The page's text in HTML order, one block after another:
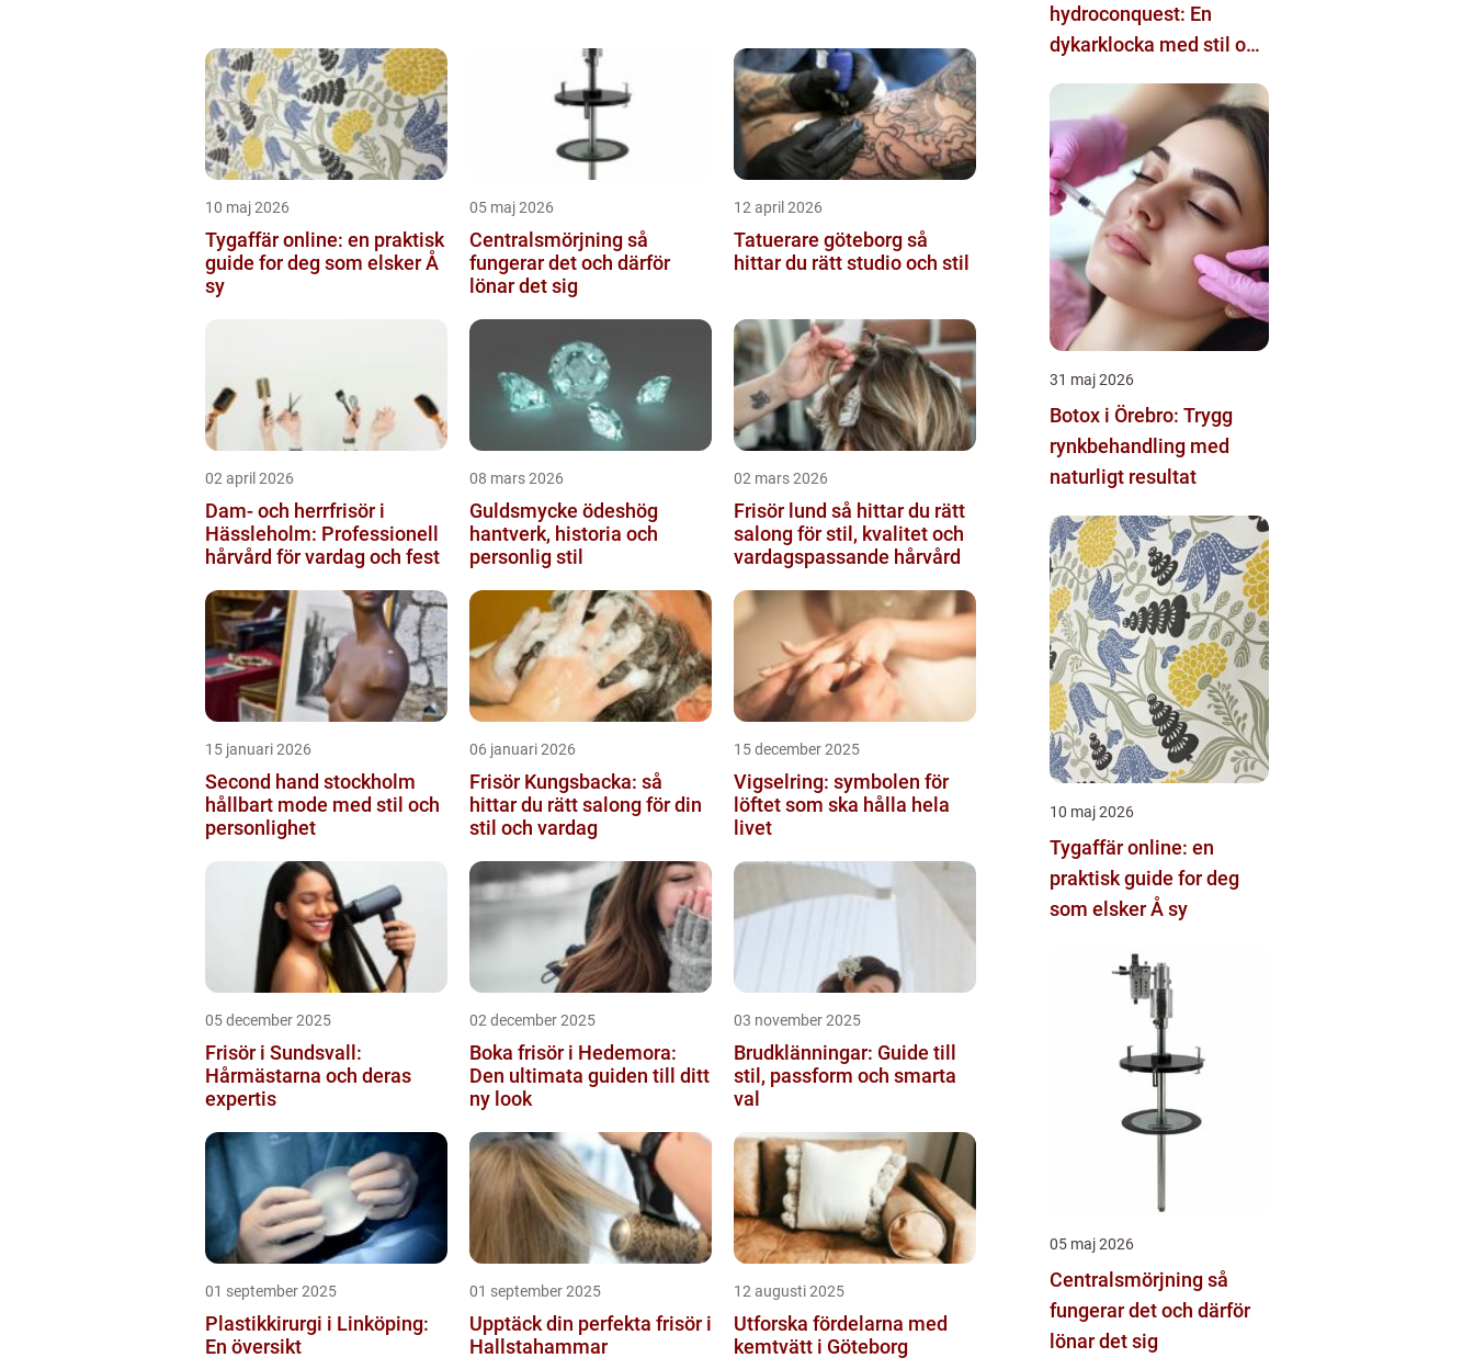
10 maj 2026
Tygaffär online: en praktisk
guide for deg som elsker Å
sy
05 maj 2026
Centralsmörjning så
fungerar det och därför
lönar det sig
12 april 2026
Tatuerare göteborg så
hittar du rätt studio och stil
02 april 2026
Dam- och herrfrisör i
Hässleholm: Professionell
hårvård för vardag och fest
08 mars 2026
Guldsmycke ödeshög
hantverk, historia och
personlig stil
02 mars 2026
Frisör lund så hittar du rätt
salong för stil, kvalitet och
vardagspassande hårvård
15 januari 2026
Second hand stockholm
hållbart mode med stil och
personlighet
06 januari 2026
Frisör Kungsbacka: så
hittar du rätt salong för din
stil och vardag
15 december 2025
Vigselring: symbolen för
löftet som ska hålla hela
livet
05 december 2025
Frisör i Sundsvall:
Hårmästarna och deras
expertis
02 december 2025
Boka frisör i Hedemora:
Den ultimata guiden till ditt
ny look
03 november 2025
Brudklänningar: Guide till
stil, passform och smarta
val
01 september 2025
Plastikkirurgi i Linköping:
En översikt
01 september 2025
Upptäck din perfekta frisör i
Hallstahammar
12 augusti 2025
Utforska fördelarna med
kemtvätt i Göteborg
hydroconquest: En
dykarklocka med stil och
31 maj 2026
Botox i Örebro: Trygg
rynkbehandling med
naturligt resultat
10 maj 2026
Tygaffär online: en
praktisk guide for deg
som elsker Å sy
05 maj 2026
Centralsmörjning så
fungerar det och därför
lönar det sig